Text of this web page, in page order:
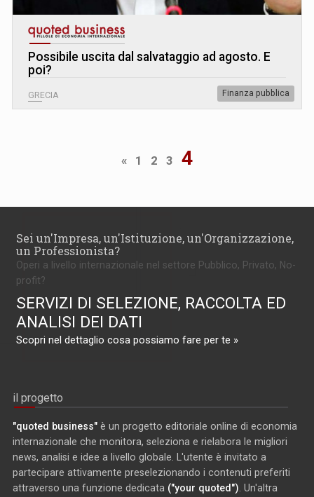
Possibile uscita dal salvataggio ad agosto. E
poi?
GRECIA Finanza pubblica
« 1 2 3 4
Sei un'Impresa, un'Istituzione, un'Organizzazione,
un Professionista?
Operi a livello internazionale nel settore Pubblico, Privato, No-
profit?
SERVIZI DI SELEZIONE, RACCOLTA ED
ANALISI DEI DATI
Scopri nel dettaglio cosa possiamo fare per te »
il progetto
"quoted business" è un progetto editoriale online di economia
internazionale che monitora, seleziona e rielabora le migliori
news, analisi e idee a livello globale. L'utente è invitato a
partecipare attivamente preselezionando i contenuti preferiti
attraverso una funzione dedicata ("your quoted") . Un'altra